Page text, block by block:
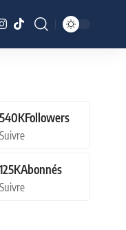
540KFollowers
Suivre
125KAbonnés
Suivre